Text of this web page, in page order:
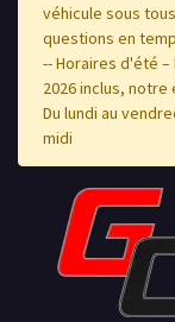
véhicule sous
questions en
-- Horaires d'été –
2026 inclus, notre
Du lundi au
midi